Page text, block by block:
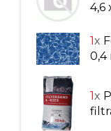
4,6
1x
0,4
1x